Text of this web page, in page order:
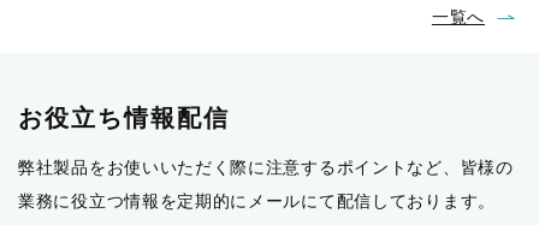
一覧へ
お役立ち情報配信
弊社製品をお使いいただく際に注意するポイントなど、皆様の
業務に役立つ情報を定期的にメールにて配信しております。